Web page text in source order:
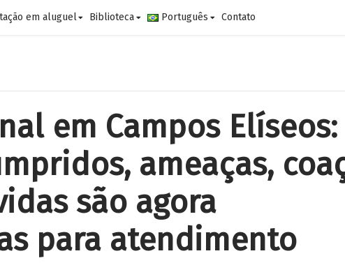
em aluguel Biblioteca Português Contato
em Campos Elíseos:
ameaças,
são agora
para atendimento